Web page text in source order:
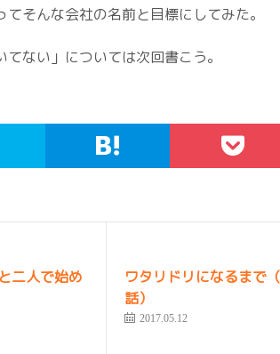
そんな会社の名前と目標にしてみた。
ない」については次回書こう。
二人で始め
ワタリドリになるまで
話）
2017.05.12